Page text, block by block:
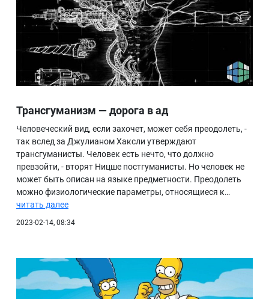
Трансгуманизм — дорога в ад
Человеческий вид, если захочет, может себя преодолеть, -
так вслед за Джулианом Хаксли утверждают
трансгуманисты. Человек есть нечто, что должно
превзойти, - вторят Ницше постгуманисты. Но человек не
может быть описан на языке предметности. Преодолеть
можно физиологические параметры, относящиеся к…
читать далее
2023-02-14, 08:34